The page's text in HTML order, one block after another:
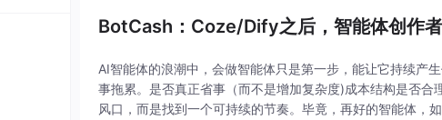
BotCash：Coze/Dify之后，智能体创作
AI智能体的浪潮中，会做智能体只是第一步，能让它持续产
事拖累。是否真正省事（而不是增加复杂度)成本结构是否
风口，而是找到一个可持续的节奏。毕竟，再好的智能体，